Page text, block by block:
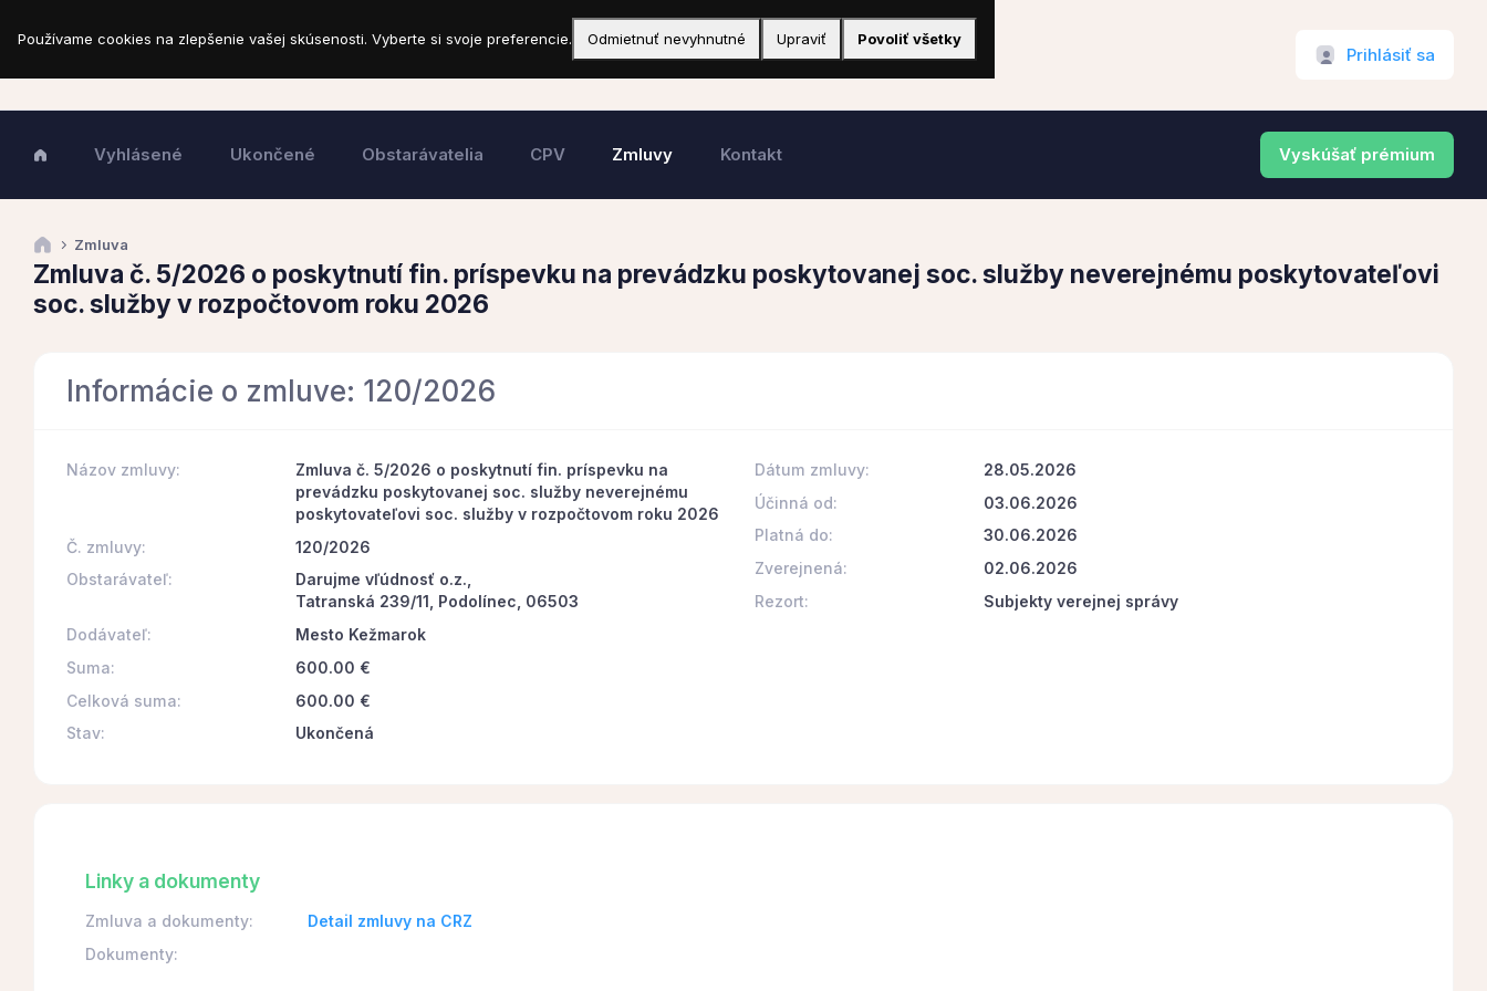
Prihlásiť sa
Vyhlásené Ukončené Obstarávatelia CPV Zmluvy Kontakt Vyskúšať prémium
Zmluva
Zmluva č. 5/2026 o poskytnutí fin. príspevku na prevádzku poskytovanej soc. služby neverejnému poskytovateľovi
soc. služby v rozpočtovom roku 2026
Informácie o zmluve: 120/2026
Názov zmluvy:
Zmluva č. 5/2026 o poskytnutí fin. príspevku na
prevádzku poskytovanej soc. služby neverejnému
poskytovateľovi soc. služby v rozpočtovom roku 2026
Č. zmluvy:
120/2026
Obstarávateľ:
Darujme vľúdnosť o.z.,
Tatranská 239/11, Podolínec, 06503
Dodávateľ:
Mesto Kežmarok
Suma:
600.00 €
Celková suma:
600.00 €
Stav:
Ukončená
Dátum zmluvy:
28.05.2026
Účinná od:
03.06.2026
Platná do:
30.06.2026
Zverejnená:
02.06.2026
Rezort:
Subjekty verejnej správy
Linky a dokumenty
Zmluva a dokumenty:
Detail zmluvy na CRZ
Dokumenty:
Používame cookies na zlepšenie vašej skúsenosti. Vyberte si svoje preferencie. Odmietnuť nevyhnutné Upraviť Povoliť všetky